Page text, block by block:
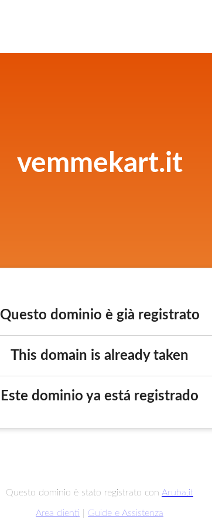
vemmekart.it
Questo dominio è già registrato
This domain is already taken
Este dominio ya está registrado
Questo dominio è stato registrato con Aruba.it
Area clienti Guide e Assistenza